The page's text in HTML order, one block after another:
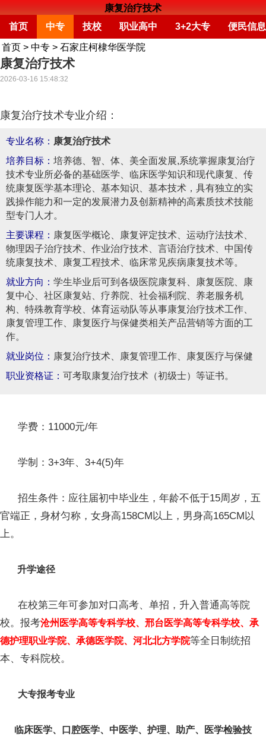
康复治疗技术
首页
中专 技校 职业高中 3+2大专 便民信息
首页 > 中专 > 石家庄柯棣华医学院
康复治疗技术
2026-03-16 15:48:32
康复治疗技术专业介绍：
专业名称： 康复治疗技术
培养目标： 培养德、智、体、美全面发展,系统掌握康复治疗
技术专业所必备的基础医学、临床医学知识和现代康复、传
统康复医学基本理论、基本知识、基本技术，具有独立的实
践操作能力和一定的发展潜力及创新精神的高素质技术技能
型专门人才。
主要课程： 康复医学概论、康复评定技术、运动疗法技术、
物理因子治疗技术、作业治疗技术、言语治疗技术、中国传
统康复技术、康复工程技术、临床常见疾病康复技术等。
就业方向： 学生毕业后可到各级医院康复科、康复医院、康
复中心、社区康复站、疗养院、社会福利院、养老服务机
构、特殊教育学校、体育运动队等从事康复治疗技术工作、
康复管理工作、康复医疗与保健类相关产品营销等方面的工
作。
就业岗位： 康复治疗技术、康复管理工作、康复医疗与保健
职业资格证： 可考取康复治疗技术（初级士）等证书。
学费：11000元/年
学制：3+3年、3+4(5)年
招生条件：应往届初中毕业生，年龄不低于15周岁，五
官端正，身材匀称，女身高158CM以上，男身高165CM以
上。
升学途径
在校第三年可参加对口高考、单招，升入普通高等院
校。报考沧州医学高等专科学校、邢台医学高等专科学校、承
德护理职业学院、承德医学院、河北北方学院等全日制统招
本、专科院校。
大专报考专业
临床医学、口腔医学、中医学、护理、助产、医学检验技